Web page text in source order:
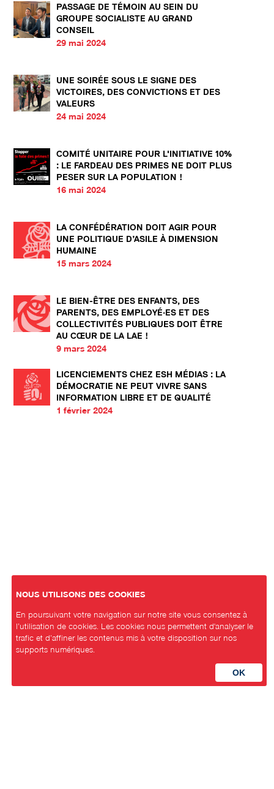
PASSAGE DE TÉMOIN AU SEIN DU
GROUPE SOCIALISTE AU GRAND
CONSEIL
29 mai 2024
UNE SOIRÉE SOUS LE SIGNE DES
VICTOIRES, DES CONVICTIONS ET DES
VALEURS
24 mai 2024
COMITÉ UNITAIRE POUR L'INITIATIVE 10%
: LE FARDEAU DES PRIMES NE DOIT PLUS
PESER SUR LA POPULATION !
16 mai 2024
LA CONFÉDÉRATION DOIT AGIR POUR
UNE POLITIQUE D’ASILE À DIMENSION
HUMAINE
15 mars 2024
LE BIEN-ÊTRE DES ENFANTS, DES
PARENTS, DES EMPLOYÉ·ES ET DES
COLLECTIVITÉS PUBLIQUES DOIT ÊTRE
AU CŒUR DE LA LAE !
9 mars 2024
LICENCIEMENTS CHEZ ESH MÉDIAS : LA
DÉMOCRATIE NE PEUT VIVRE SANS
INFORMATION LIBRE ET DE QUALITÉ
1 février 2024
NOUS UTILISONS DES COOKIES
En poursuivant votre navigation sur notre site vous consentez à
l’utilisation de cookies. Les cookies nous permettent d'analyser le
trafic et d’affiner les contenus mis à votre disposition sur nos
supports numériques.